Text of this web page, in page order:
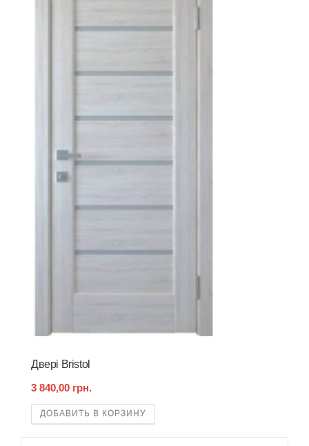
Двері Bristol
3 840,00 грн.
ДОБАВИТЬ В КОРЗИНУ